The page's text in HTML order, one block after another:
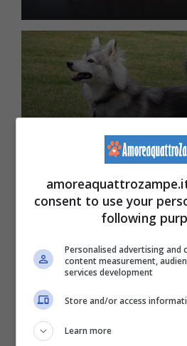
Dieta corretta per
Kais: cosa prediligere
consent to use your
following
Personalised advertising and
content measurement,
services development
Store and/or access
Learn more